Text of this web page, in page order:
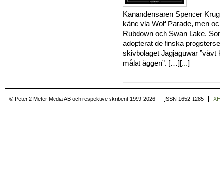
Kanandensaren Spencer
känd via Wolf Parade, men
Rubdown och Swan Lake.
adopterat de finska
skivbolaget Jagjaguwar
målat äggen”. […][...]
© Peter 2 Meter Media AB och respektive skribent 1999-2026 ISSN 1652-1285